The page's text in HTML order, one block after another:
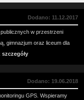
Dodano: 11.12.2017
w przestrzeni
gimnazjum oraz liceum dla
szczegóły
Dodano: 19.06.2018
GPS. Wspieramy